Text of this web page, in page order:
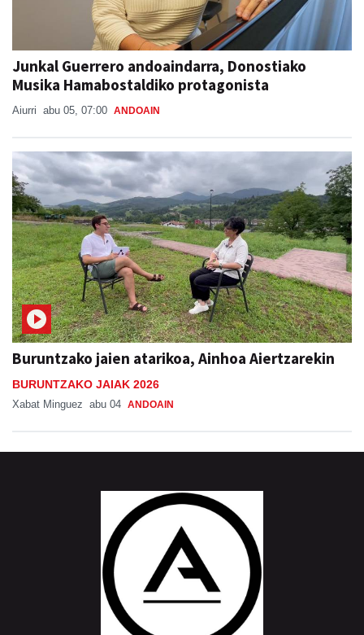
Junkal Guerrero andoaindarra, Donostiako
Musika Hamabostaldiko protagonista
Aiurri abu 05, 07:00 ANDOAIN
Buruntzako jaien atarikoa, Ainhoa Aiertzarekin
BURUNTZAKO JAIAK 2026
Xabat Minguez abu 04 ANDOAIN